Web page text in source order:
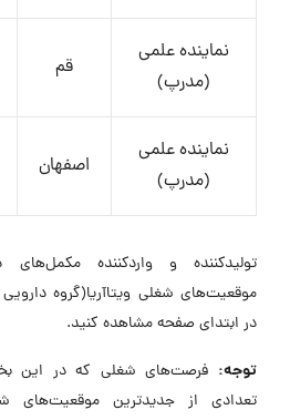
نماینده علمی
(مدرپ)
قم
نماینده علمی
(مدرپ)
اصفهان
تولیدکننده و واردکننده
موقعیت‌های شغلی ویتاآریا(گروه
در ابتدای صفحه مشاهده کنید.
توجه: فرصت‌های شغلی که در این
تعدادی از جدیدترین موقعیت‌های